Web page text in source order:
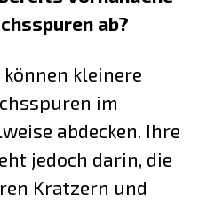
ab?
kleinere
im
abdecken. Ihre
jedoch darin, die
Kratzern und